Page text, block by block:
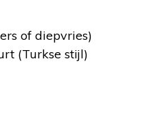
of diepvries)
(Turkse stijl)